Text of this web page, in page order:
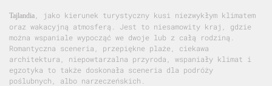
Tajlandia , jako kierunek turystyczny kusi niezwykłym klimatem
oraz wakacyjną atmosferą. Jest to niesamowity kraj, gdzie
można wspaniale wypocząć we dwoje lub z całą rodziną.
Romantyczna sceneria, przepiękne plaże, ciekawa
architektura, niepowtarzalna przyroda, wspaniały klimat i
egzotyka to także doskonała sceneria dla podróży
poślubnych, albo narzeczeńskich.